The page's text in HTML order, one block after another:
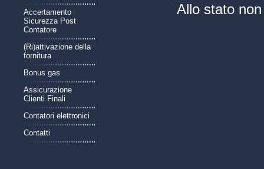
Accertamento
Sicurezza Post
Contatore
(Ri)attivazione della
fornitura
Bonus gas
Assicurazione
Clienti Finali
Contatori elettronici
Contatti
Allo stato